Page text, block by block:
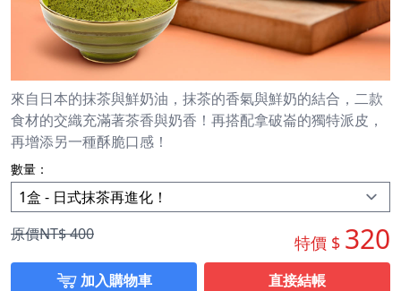
來自日本的抹茶與鮮奶油，抹茶的香氣與鮮奶的結合，二款
食材的交織充滿著茶香與奶香！再搭配拿破崙的獨特派皮，
再增添另一種酥脆口感！
數量：
原價NT$400 特價 $ 320
加入購物車 直接結帳